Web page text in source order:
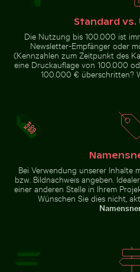
Wunderkerze mit Botschaft
Budget verbrannt
Flugzeug über den Wolken
Flugzeug über den Wolken
Silhouette einer Person
Silhouette einer Person mit Blick
Solarbetriebene Ampel an
Standard
Die Nutzung bis 100.000 ist
Newsletter-Empfänger oder
(Kennzahlen zum Zeitpunkt des
eine Druckauflage von 100.000
100.000 € überschritten?
Bei Verwendung unserer Inhalte
bzw. Bildnachweis angeben.
einer anderen Stelle in Ihrem
Wünschen Sie dies nicht,